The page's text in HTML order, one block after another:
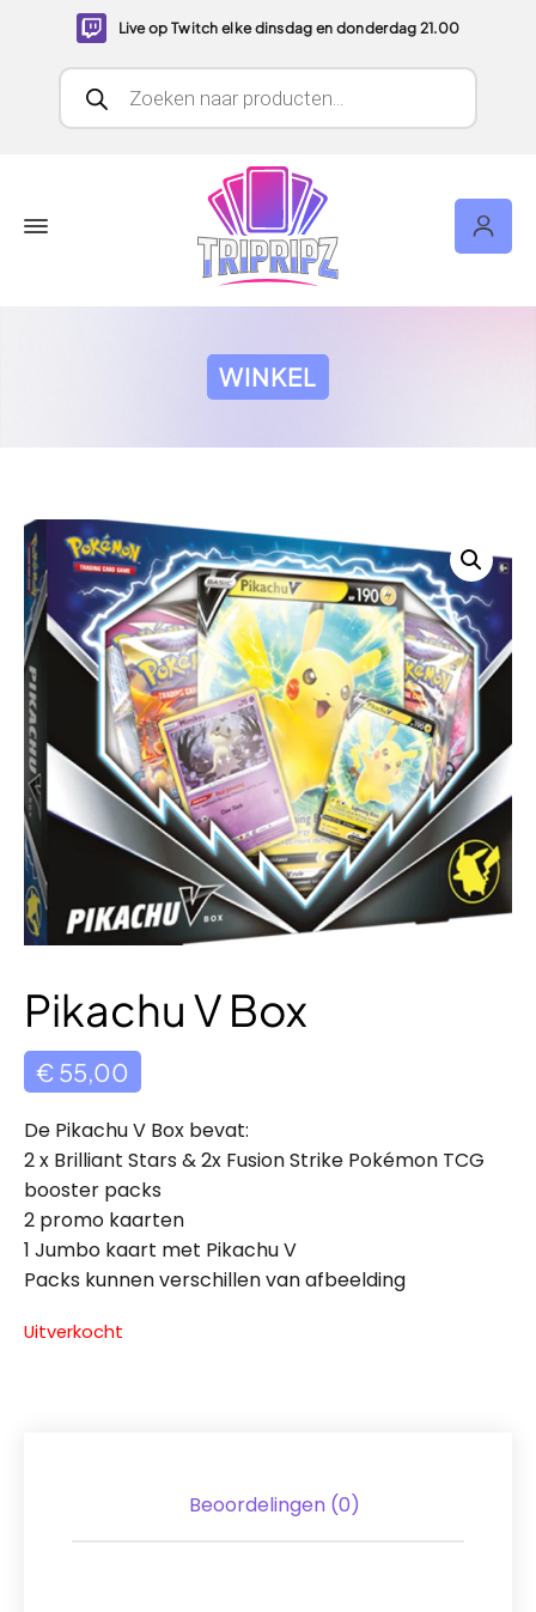
Live op Twitch elke dinsdag en donderdag 21.00
Producten zoeken
WINKEL
Pikachu V Box
€ 55,00
De Pikachu V Box bevat:
2 x Brilliant Stars & 2x Fusion Strike Pokémon TCG
booster packs
2 promo kaarten
1 Jumbo kaart met Pikachu V
Packs kunnen verschillen van afbeelding
Uitverkocht
Beoordelingen (0)